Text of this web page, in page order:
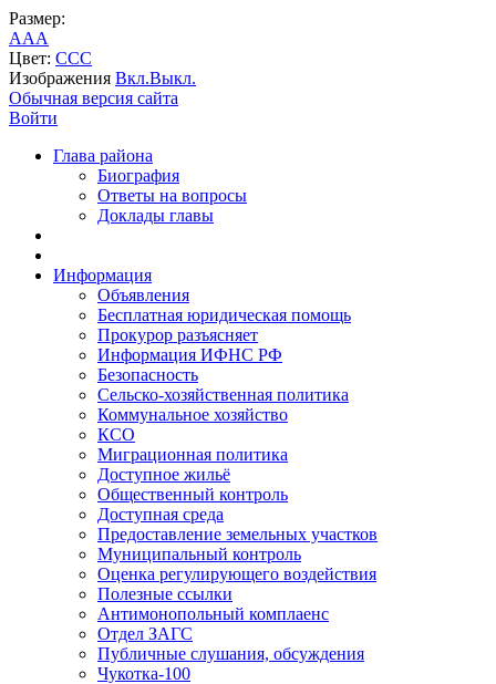
Размер:
AAA
Цвет: CCC
Изображения Вкл.Выкл.
Обычная версия сайта
Войти
Глава района
Биография
Ответы на вопросы
Доклады главы
Информация
Объявления
Бесплатная юридическая помощь
Прокурор разъясняет
Информация ИФНС РФ
Безопасность
Сельско-хозяйственная политика
Коммунальное хозяйство
КСО
Миграционная политика
Доступное жильё
Общественный контроль
Доступная среда
Предоставление земельных участков
Муниципальный контроль
Оценка регулирующего воздействия
Полезные ссылки
Антимонопольный комплаенс
Отдел ЗАГС
Публичные слушания, обсуждения
Чукотка-100